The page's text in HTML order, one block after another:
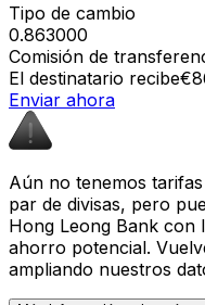
Tipo de cambio
0.863000
Comisión de
El destinatario recibe
Enviar ahora
Aún no tenemos
par de divisas, pero
Hong Leong Bank con
ahorro potencial.
ampliando nuestros